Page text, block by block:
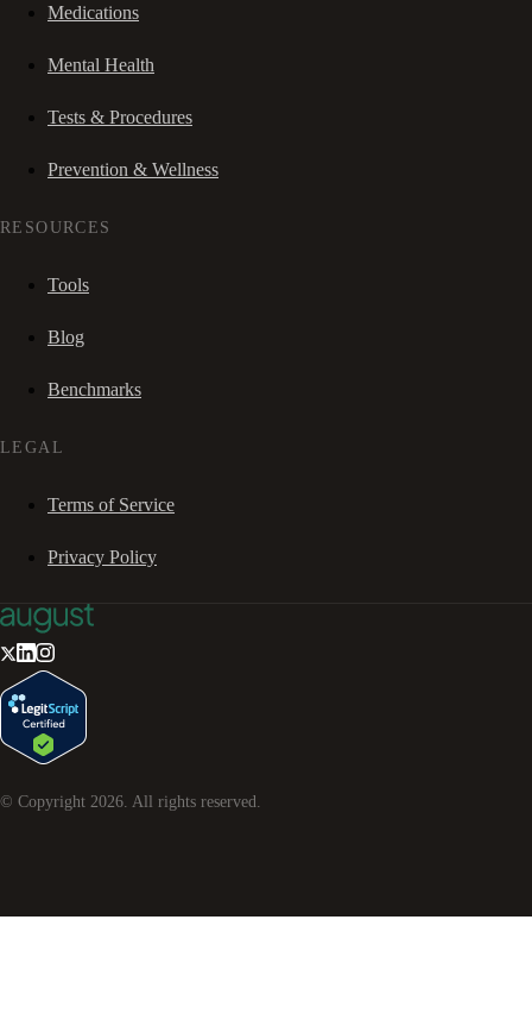
Medications
Mental Health
Tests & Procedures
Prevention & Wellness
RESOURCES
Tools
Blog
Benchmarks
LEGAL
Terms of Service
Privacy Policy
© Copyright 2026 . All rights reserved.